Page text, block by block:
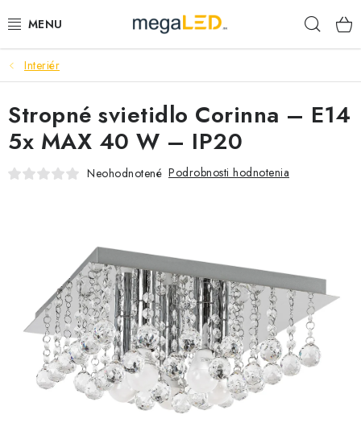
na
PRIEMYSEL
SVIETIDLÁ
ŽIAROVKY A TRUBICE
VENTILÁTORY
SAMSUNG SVIETIDLÁ
SOLÁRNE SYSTÉMY
SEZÓNNE VÝPREDAJE POĽNOPOTREBY
Interiér
Stropné svietidlo Corinna – E14
5x MAX 40 W – IP20
Neohodnotené Podrobnosti hodnotenia